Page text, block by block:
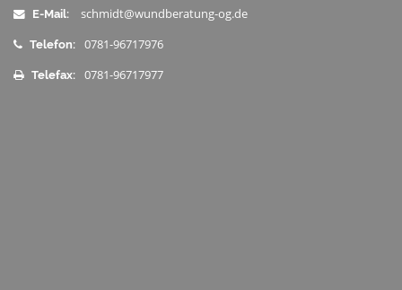
E-Mail: schmidt@wundberatung-og.de
Telefon: 0781-96717976
Telefax: 0781-96717977